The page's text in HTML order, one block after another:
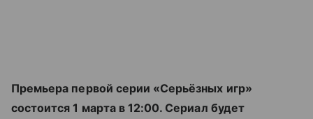
Премьера первой серии «Серьёзных игр»
состоится 1 марта в 12:00. Сериал будет